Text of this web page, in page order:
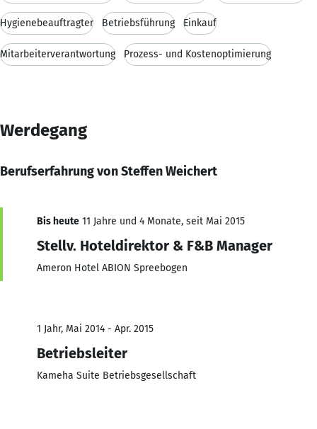
Hygienebeauftragter Betriebsführung Einkauf
Mitarbeiterverantwortung Prozess- und Kostenoptimierung
Werdegang
Berufserfahrung von Steffen Weichert
Bis heute 11 Jahre und 4 Monate, seit Mai 2015
Stellv. Hoteldirektor & F&B Manager
Ameron Hotel ABION Spreebogen
1 Jahr, Mai 2014 - Apr. 2015
Betriebsleiter
Kameha Suite Betriebsgesellschaft